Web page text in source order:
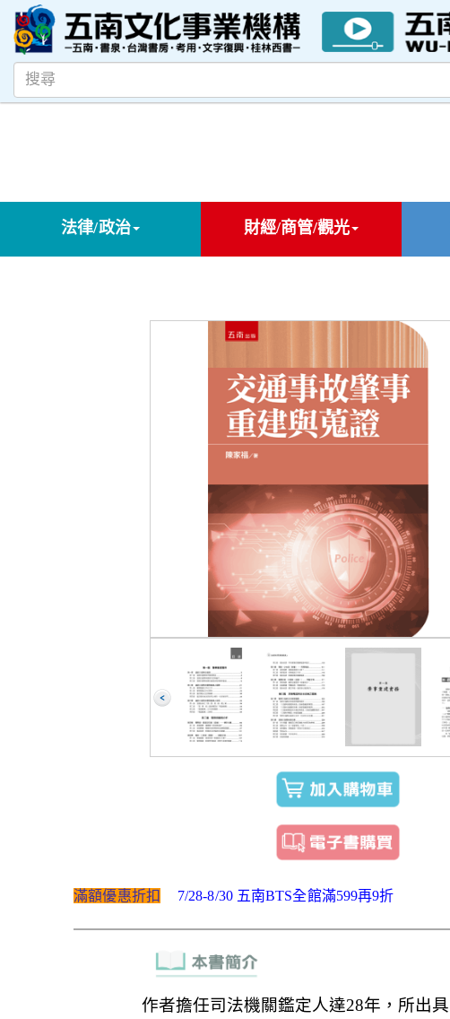
法律/政治 財經/商管/觀光
滿額優惠折扣 7/28-8/30 五南BTS全館滿599再9折